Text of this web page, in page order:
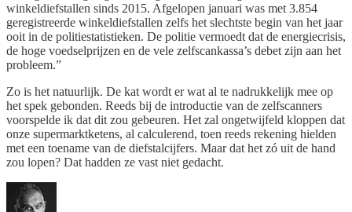
winkeldiefstallen sinds 2015. Afgelopen januari was met 3.854
geregistreerde winkeldiefstallen zelfs het slechtste begin van het jaar
ooit in de politiestatistieken. De politie vermoedt dat de energiecrisis,
de hoge voedselprijzen en de vele zelfscankassa’s debet zijn aan het
probleem.”
Zo is het natuurlijk. De kat wordt er wat al te nadrukkelijk mee op
het spek gebonden. Reeds bij de introductie van de zelfscanners
voorspelde ik dat dit zou gebeuren. Het zal ongetwijfeld kloppen dat
onze supermarktketens, al calculerend, toen reeds rekening hielden
met een toename van de diefstalcijfers. Maar dat het zó uit de hand
zou lopen? Dat hadden ze vast niet gedacht.